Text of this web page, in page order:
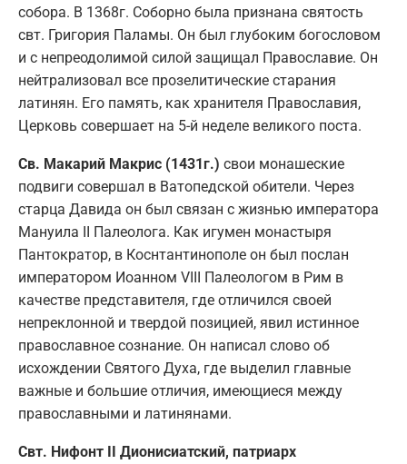
собора. В 1368г. Соборно была признана святость
свт. Григория Паламы. Он был глубоким богословом
и с непреодолимой силой защищал Православие. Он
нейтрализовал все прозелитические старания
латинян. Его память, как хранителя Православия,
Церковь совершает на 5-й неделе великого поста.
Св. Макарий Макрис (1431г.) свои монашеские
подвиги совершал в Ватопедской обители. Через
старца Давида он был связан с жизнью императора
Мануила II Палеолога. Как игумен монастыря
Пантократор, в Коснтантинополе он был послан
императором Иоанном VIII Палеологом в Рим в
качестве представителя, где отличился своей
непреклонной и твердой позицией, явил истинное
православное сознание. Он написал слово об
исхождении Святого Духа, где выделил главные
важные и большие отличия, имеющиеся между
православными и латинянами.
Свт. Нифонт II Дионисиатский, патриарх